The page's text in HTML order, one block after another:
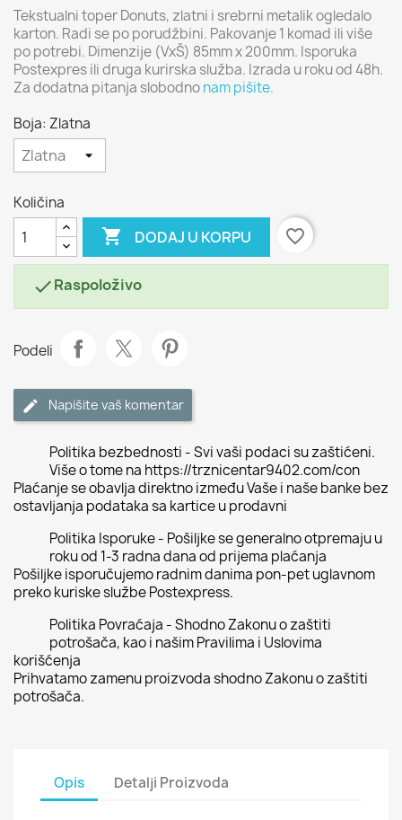
Tekstualni toper Donuts, zlatni i srebrni metalik ogledalo
karton. Radi se po porudžbini. Pakovanje 1 komad ili više
po potrebi. Dimenzije (VxŠ) 85mm x 200mm. Isporuka
Postexpres ili druga kurirska služba. Izrada u roku od 48h.
Za dodatna pitanja slobodnonam pišite.
Boja: Zlatna
Količina
 DODAJ U KORPU favorite_border
Raspoloživo
Podeli
Napišite vaš komentar
Politika bezbednosti - Svi vaši podaci su zaštićeni.
Više o tome na https://trznicentar9402.com/con
Plaćanje se obavlja direktno između Vaše i naše banke bez
ostavljanja podataka sa kartice u prodavni
Politika Isporuke - Pošiljke se generalno otpremaju u
roku od 1-3 radna dana od prijema plaćanja
Pošiljke isporučujemo radnim danima pon-pet uglavnom
preko kuriske službe Postexpress.
Politika Povraćaja - Shodno Zakonu o zaštiti
potrošača, kao i našim Pravilima i Uslovima
korišćenja
Prihvatamo zamenu proizvoda shodno Zakonu o zaštiti
potrošača.
Opis Detalji Proizvoda